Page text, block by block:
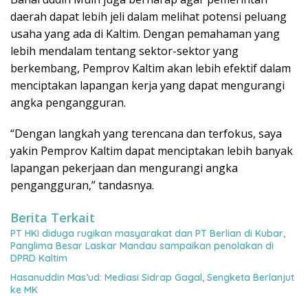
daerah dapat lebih jeli dalam melihat potensi peluang
usaha yang ada di Kaltim. Dengan pemahaman yang
lebih mendalam tentang sektor-sektor yang
berkembang, Pemprov Kaltim akan lebih efektif dalam
menciptakan lapangan kerja yang dapat mengurangi
angka pengangguran.
“Dengan langkah yang terencana dan terfokus, saya
yakin Pemprov Kaltim dapat menciptakan lebih banyak
lapangan pekerjaan dan mengurangi angka
pengangguran,” tandasnya.
Berita Terkait
PT HKI diduga rugikan masyarakat dan PT Berlian di Kubar,
Panglima Besar Laskar Mandau sampaikan penolakan di
DPRD Kaltim
Hasanuddin Mas’ud: Mediasi Sidrap Gagal, Sengketa Berlanjut
ke MK